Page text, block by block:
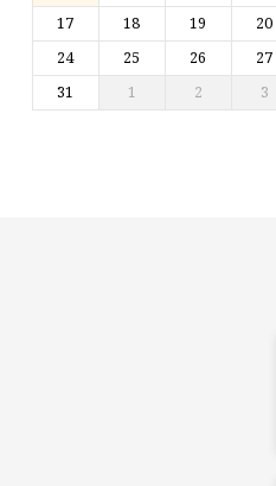
17
18 19 20
24
25 26 27
31
1 2 3